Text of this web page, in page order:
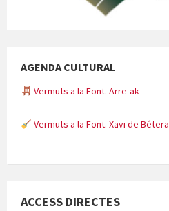
AGENDA CULTURAL
Vermuts a la Font. Arre-ak
Vermuts a la Font. Xavi de Bétera
ACCESS DIRECTES